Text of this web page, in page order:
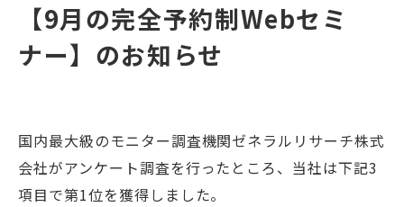
【9月の完全予約制Webセミ
ナー】のお知らせ
国内最大級のモニター調査機関ゼネラルリサーチ株式
会社がアンケート調査を行ったところ、当社は下記3
項目で第1位を獲得しました。